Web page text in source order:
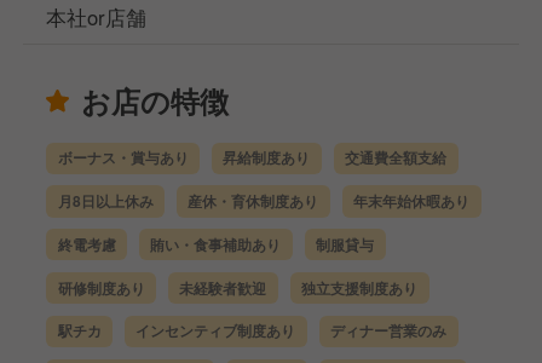
本社or店舗
お店の特徴
ボーナス・賞与あり 昇給制度あり 交通費全額支給
月8日以上休み 産休・育休制度あり 年末年始休暇あり
終電考慮 賄い・食事補助あり 制服貸与
研修制度あり 未経験者歓迎 独立支援制度あり
駅チカ インセンティブ制度あり ディナー営業のみ